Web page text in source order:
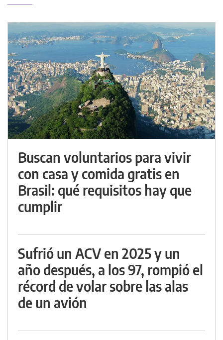
Buscan voluntarios para vivir
con casa y comida gratis en
Brasil: qué requisitos hay que
cumplir
Sufrió un ACV en 2025 y un
año después, a los 97, rompió el
récord de volar sobre las alas
de un avión